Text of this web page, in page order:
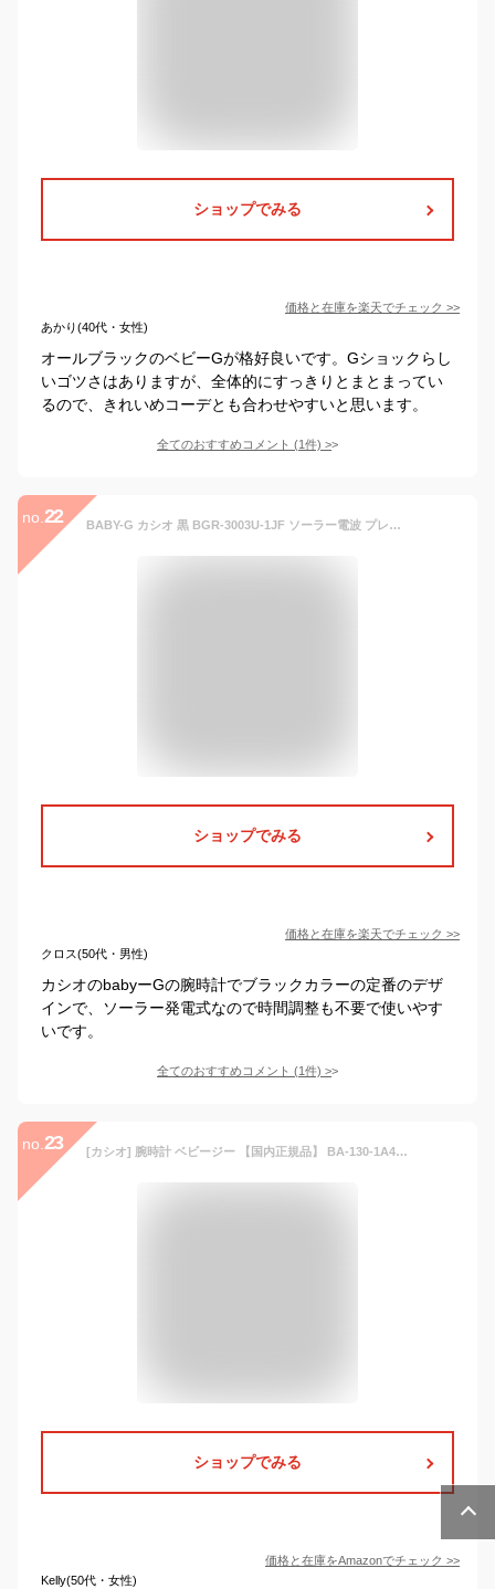
ショップでみる
価格と在庫を楽天でチェック >>
あかり(40代・女性)
オールブラックのベビーGが格好良いです。Gショックらし
いゴツさはありますが、全体的にすっきりとまとまってい
るので、きれいめコーデとも合わせやすいと思います。
全てのおすすめコメント (1件) >
no. 22 BABY-G カシオ 黒 BGR-3003U-1JF ソーラー電波 プレゼント 腕時計 ギフト ラッピング無料 baby-g メッセージカード手書きします あす楽対応
ショップでみる
価格と在庫を楽天でチェック >>
クロス(50代・男性)
カシオのbabyーGの腕時計でブラックカラーの定番のデザ
インで、ソーラー発電式なので時間調整も不要で使いやす
いです。
全てのおすすめコメント (1件) >
no. 23 [カシオ] 腕時計 ベビージー 【国内正規品】 BA-130-1A4JF レディース ブラック
ショップでみる
価格と在庫をAmazonでチェック >>
Kelly(50代・女性)